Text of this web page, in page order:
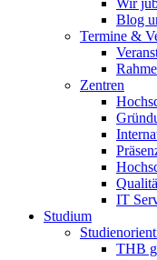
Wir
Blog
Termine &
Zentren
IT
Studium
THB